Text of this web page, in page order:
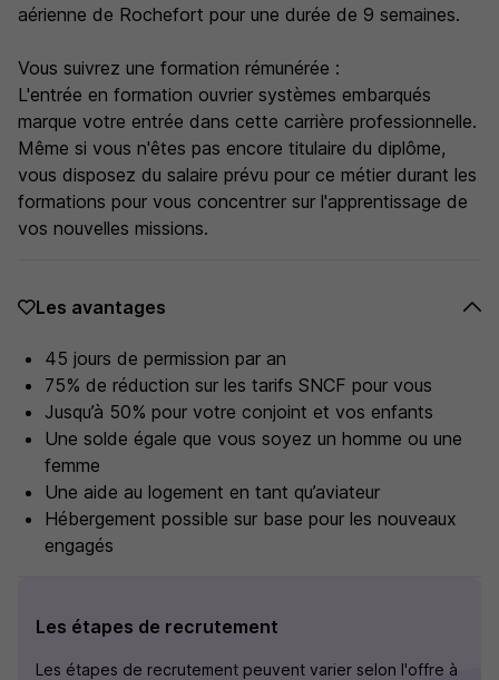
aérienne de Rochefort pour une durée de 9 semaines.
Vous suivrez une formation rémunérée :
L'entrée en formation ouvrier systèmes embarqués
marque votre entrée dans cette carrière professionnelle.
Même si vous n'êtes pas encore titulaire du diplôme,
vous disposez du salaire prévu pour ce métier durant les
formations pour vous concentrer sur l'apprentissage de
vos nouvelles missions.
Les avantages
45 jours de permission par an
75% de réduction sur les tarifs SNCF pour vous
Jusqu’à 50% pour votre conjoint et vos enfants
Une solde égale que vous soyez un homme ou une
femme
Une aide au logement en tant qu’aviateur
Hébergement possible sur base pour les nouveaux
engagés
Les étapes de recrutement
Les étapes de recrutement peuvent varier selon l'offre à